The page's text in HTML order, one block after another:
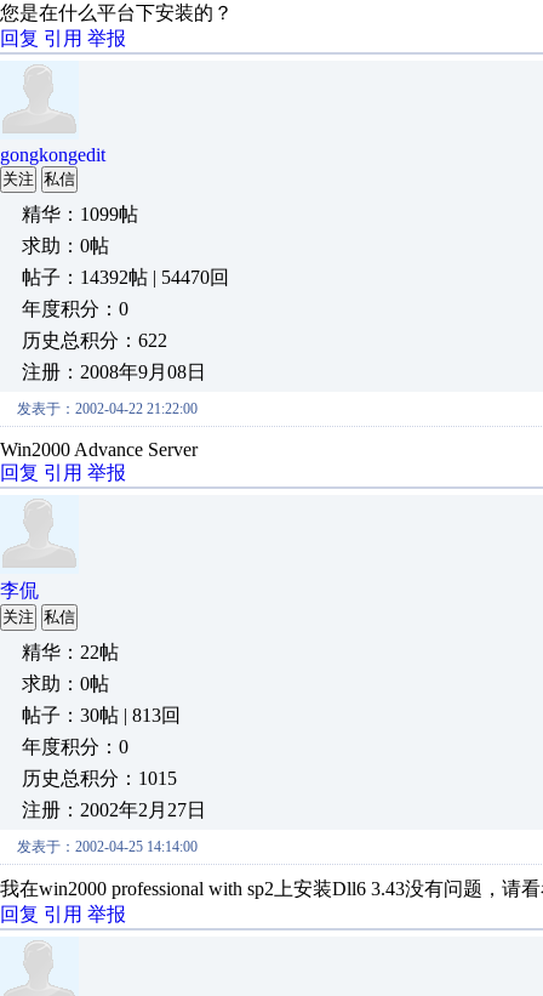
您是在什么平台下安装的？
回复 引用 举报
gongkongedit
关注 私信
精华：1099帖
求助：0帖
帖子：14392帖 | 54470回
年度积分：0
历史总积分：622
注册：2008年9月08日
发表于：2002-04-22 21:22:00
Win2000 Advance Server
回复 引用 举报
李侃
关注 私信
精华：22帖
求助：0帖
帖子：30帖 | 813回
年度积分：0
历史总积分：1015
注册：2002年2月27日
发表于：2002-04-25 14:14:00
我在win2000 professional with sp2上安装Dll6 3.43没有问题，请
回复 引用 举报